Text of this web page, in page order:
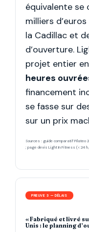
équivalente se
milliers
la Cadillac et
d’ouverture.
projet entier
heures
financement
se fasse sur
sur un prix
Sources : guide comparatif
; page devis Light In Fitness (< 24
PREUVE 3 — DÉLAIS
« Fabriqué et livré
Unis : le planning